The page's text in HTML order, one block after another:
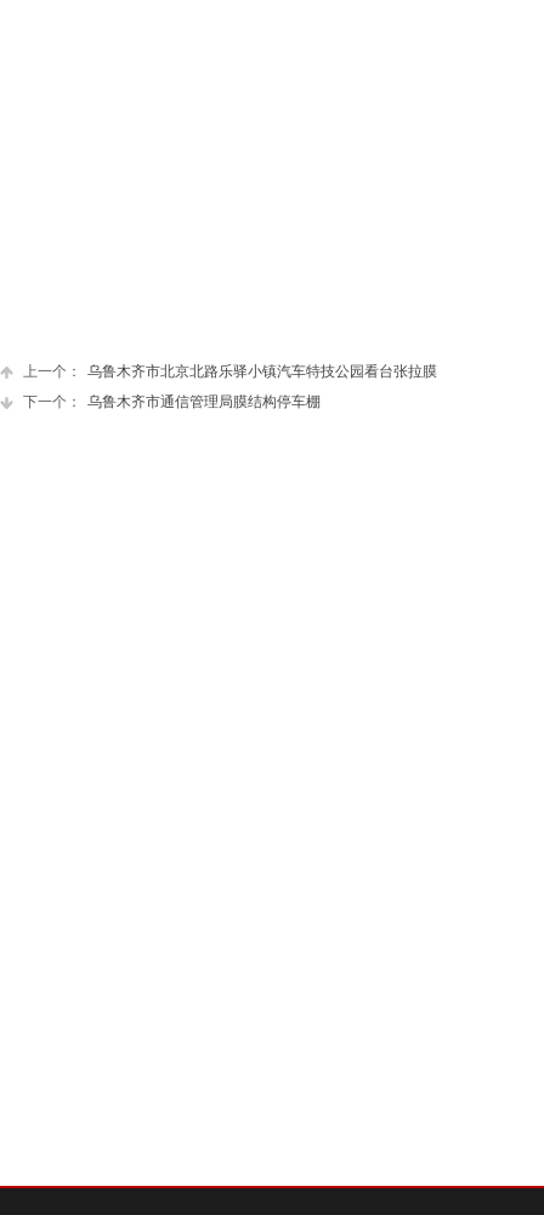
上一个：
乌鲁木齐市北京北路乐驿小镇汽车特技公园看台张拉膜
下一个：
乌鲁木齐市通信管理局膜结构停车棚